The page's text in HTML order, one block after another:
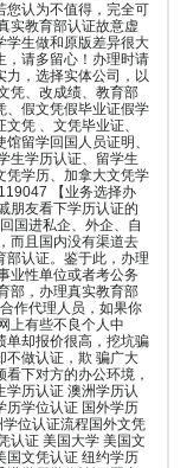
您认为不值得，完全可
实教育部认证故意虚
学生做和原版差异很大
，请多留心！办理时请
力，选择实体公司，以
凭、改成绩、教育部
、假文凭假毕业证假学
凭 、文凭毕业证、
留学回国人员证明、
生学历认证、留学生
凭学历、加拿大文凭学
【业务选择办
朋友看下学历认证的
国进私企、外企、自
而且国内没有渠道去
部认证。鉴于此，办理
业性单位或者考公务
部，办理真实教育部
作代理人员，如果你
上有些不良个人中
单却报价很高，挖坑骗
不做认证，欺 骗广大
下对方的办公环境，
学历认证 澳洲学历认
历学位认证 国外学历
位认证流程国外文凭
认证 美国大学 美国文
国文凭认证 纽约学历